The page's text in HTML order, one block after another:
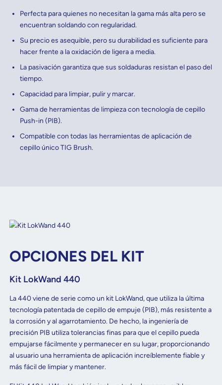
Perfecta para quienes no necesitan la gama más alta pero se
encuentran soldando con regularidad.
Su precio es asequible, pero su durabilidad es suficiente para
hacer frente a la oxidación de ligera a media.
La pasivación garantiza que sus soldaduras resistan el paso del
tiempo.
Capacidad para limpiar, pulir y marcar.
Gama de herramientas de limpieza con tecnología de cepillo
Push-in (PIB).
Compatible con todas las herramientas de aplicación de
cepillo único TIG Brush.
OPCIONES DEL KIT
Kit LokWand 440
La 440 viene de serie como un kit LokWand, que utiliza la última
tecnología patentada de cepillo de empuje (PIB), más resistente a
la corrosión y al agarrotamiento. De hecho, la ingeniería de
precisión PIB utiliza tolerancias finas para que el cepillo pueda
empujarse fácilmente y permanecer en su lugar, proporcionando
al usuario una herramienta de aplicación increíblemente fiable y
más fácil de limpiar y mantener.